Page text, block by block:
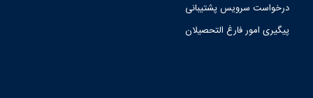
درخواست سرویس پشتیبانی
پیگیری امور فارغ التحصیلان